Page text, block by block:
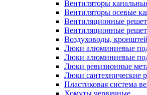
Вентиляторы
Вентиляторы осевые
Вентиляционные
Вентиляционные
Воздуховоды,
Люки алюминиевые
Люки алюминиевые
Люки ревизионные
Люки сантехнические
Пластиковая система
Хомуты червячные